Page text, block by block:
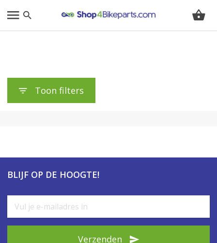
Toon filters
BLIJF OP DE HOOGTE!
Verzenden